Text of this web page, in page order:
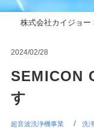
株式会社カイジョー
2024/02/28
SEMICON
す
超音波洗浄機事業 洗